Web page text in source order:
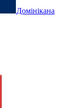
Домінікана